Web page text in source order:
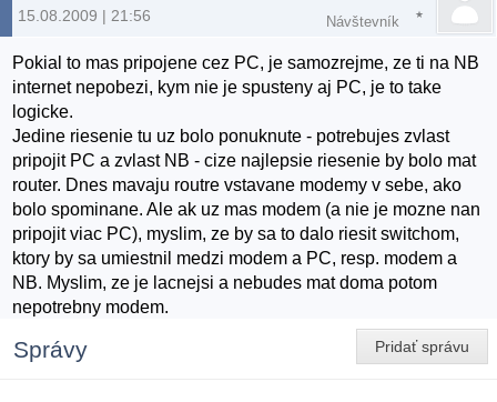
15.08.2009 | 21:56 Návštevník
Pokial to mas pripojene cez PC, je samozrejme, ze ti na NB
internet nepobezi, kym nie je spusteny aj PC, je to take
logicke.
Jedine riesenie tu uz bolo ponuknute - potrebujes zvlast
pripojit PC a zvlast NB - cize najlepsie riesenie by bolo mat
router. Dnes mavaju routre vstavane modemy v sebe, ako
bolo spominane. Ale ak uz mas modem (a nie je mozne nan
pripojit viac PC), myslim, ze by sa to dalo riesit switchom,
ktory by sa umiestnil medzi modem a PC, resp. modem a
NB. Myslim, ze je lacnejsi a nebudes mat doma potom
nepotrebny modem.
Pridať správu
Správy